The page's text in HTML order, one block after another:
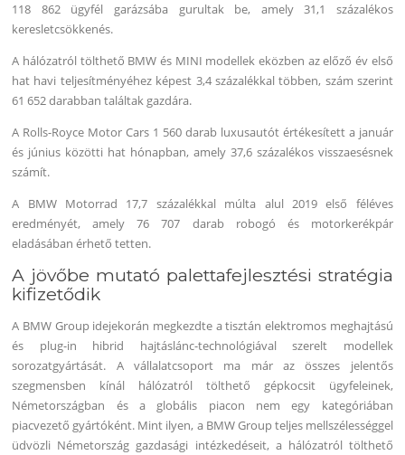
118 862 ügyfél garázsába gurultak be, amely 31,1 százalékos
keresletcsökkenés.
A hálózatról tölthető BMW és MINI modellek eközben az előző év első
hat havi teljesítményéhez képest 3,4 százalékkal többen, szám szerint
61 652 darabban találtak gazdára.
A Rolls-Royce Motor Cars 1 560 darab luxusautót értékesített a január
és június közötti hat hónapban, amely 37,6 százalékos visszaesésnek
számít.
A BMW Motorrad 17,7 százalékkal múlta alul 2019 első féléves
eredményét, amely 76 707 darab robogó és motorkerékpár
eladásában érhető tetten.
A jövőbe mutató palettafejlesztési stratégia
kifizetődik
A BMW Group idejekorán megkezdte a tisztán elektromos meghajtású
és plug-in hibrid hajtáslánc-technológiával szerelt modellek
sorozatgyártását. A vállalatcsoport ma már az összes jelentős
szegmensben kínál hálózatról tölthető gépkocsit ügyfeleinek,
Németországban és a globális piacon nem egy kategóriában
piacvezető gyártóként. Mint ilyen, a BMW Group teljes mellszélességgel
üdvözli Németország gazdasági intézkedéseit, a hálózatról tölthető